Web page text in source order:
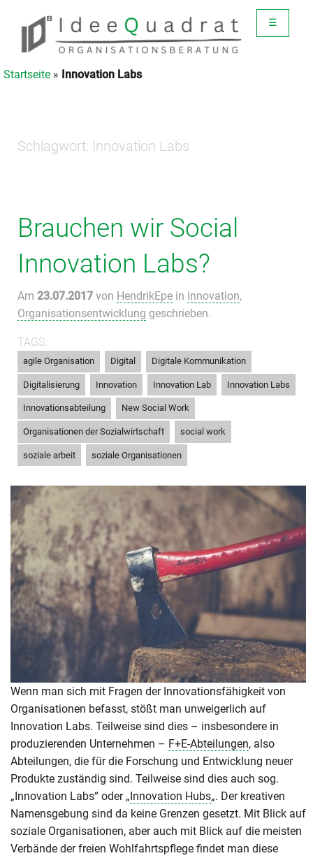
☰
Startseite » Innovation Labs
Schlagwort: Innovation Labs
Brauchen wir Social
Innovation Labs?
Am 23.07.2017 von HendrikEpe in Innovation,
Organisationsentwicklung geschrieben.
TAGS:
agile Organisation Digital Digitale Kommunikation
Digitalisierung Innovation Innovation Lab Innovation Labs
Innovationsabteilung New Social Work
Organisationen der Sozialwirtschaft social work
soziale arbeit soziale Organisationen
Wenn man sich mit Fragen der Innovationsfähigkeit von
Organisationen befasst, stößt man unweigerlich auf
Innovation Labs. Teilweise sind dies – insbesondere in
produzierenden Unternehmen – F+E-Abteilungen, also
Abteilungen, die für die Forschung und Entwicklung neuer
Produkte zuständig sind. Teilweise sind dies auch sog.
„Innovation Labs“ oder „Innovation Hubs„. Der kreativen
Namensgebung sind da keine Grenzen gesetzt. Mit Blick auf
soziale Organisationen, aber auch mit Blick auf die meisten
Verbände der freien Wohlfahrtspflege findet man diese